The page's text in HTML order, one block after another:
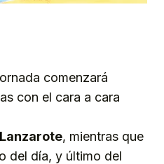
comenzará
con el cara a cara
Lanzarote, mientras que
del día, y último del